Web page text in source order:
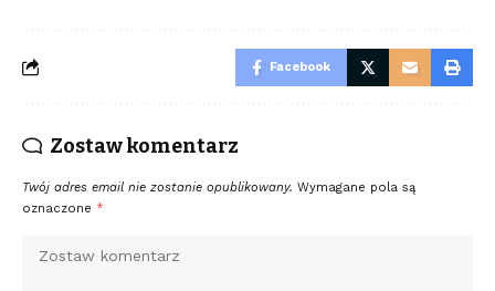
Facebook
Zostaw komentarz
Twój adres email nie zostanie opublikowany. Wymagane pola są
oznaczone *